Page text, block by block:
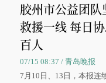
胶州市公益团
救援一线 每日
百人
07/15 08:37 / 青岛晚报
7月10日、13日，本报连